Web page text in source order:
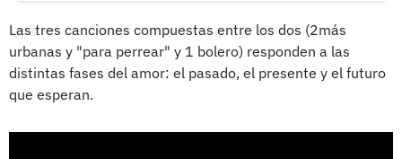
Las tres canciones compuestas entre los dos (2más
urbanas y "para perrear" y 1 bolero) responden a las
distintas fases del amor: el pasado, el presente y el futuro
que esperan.